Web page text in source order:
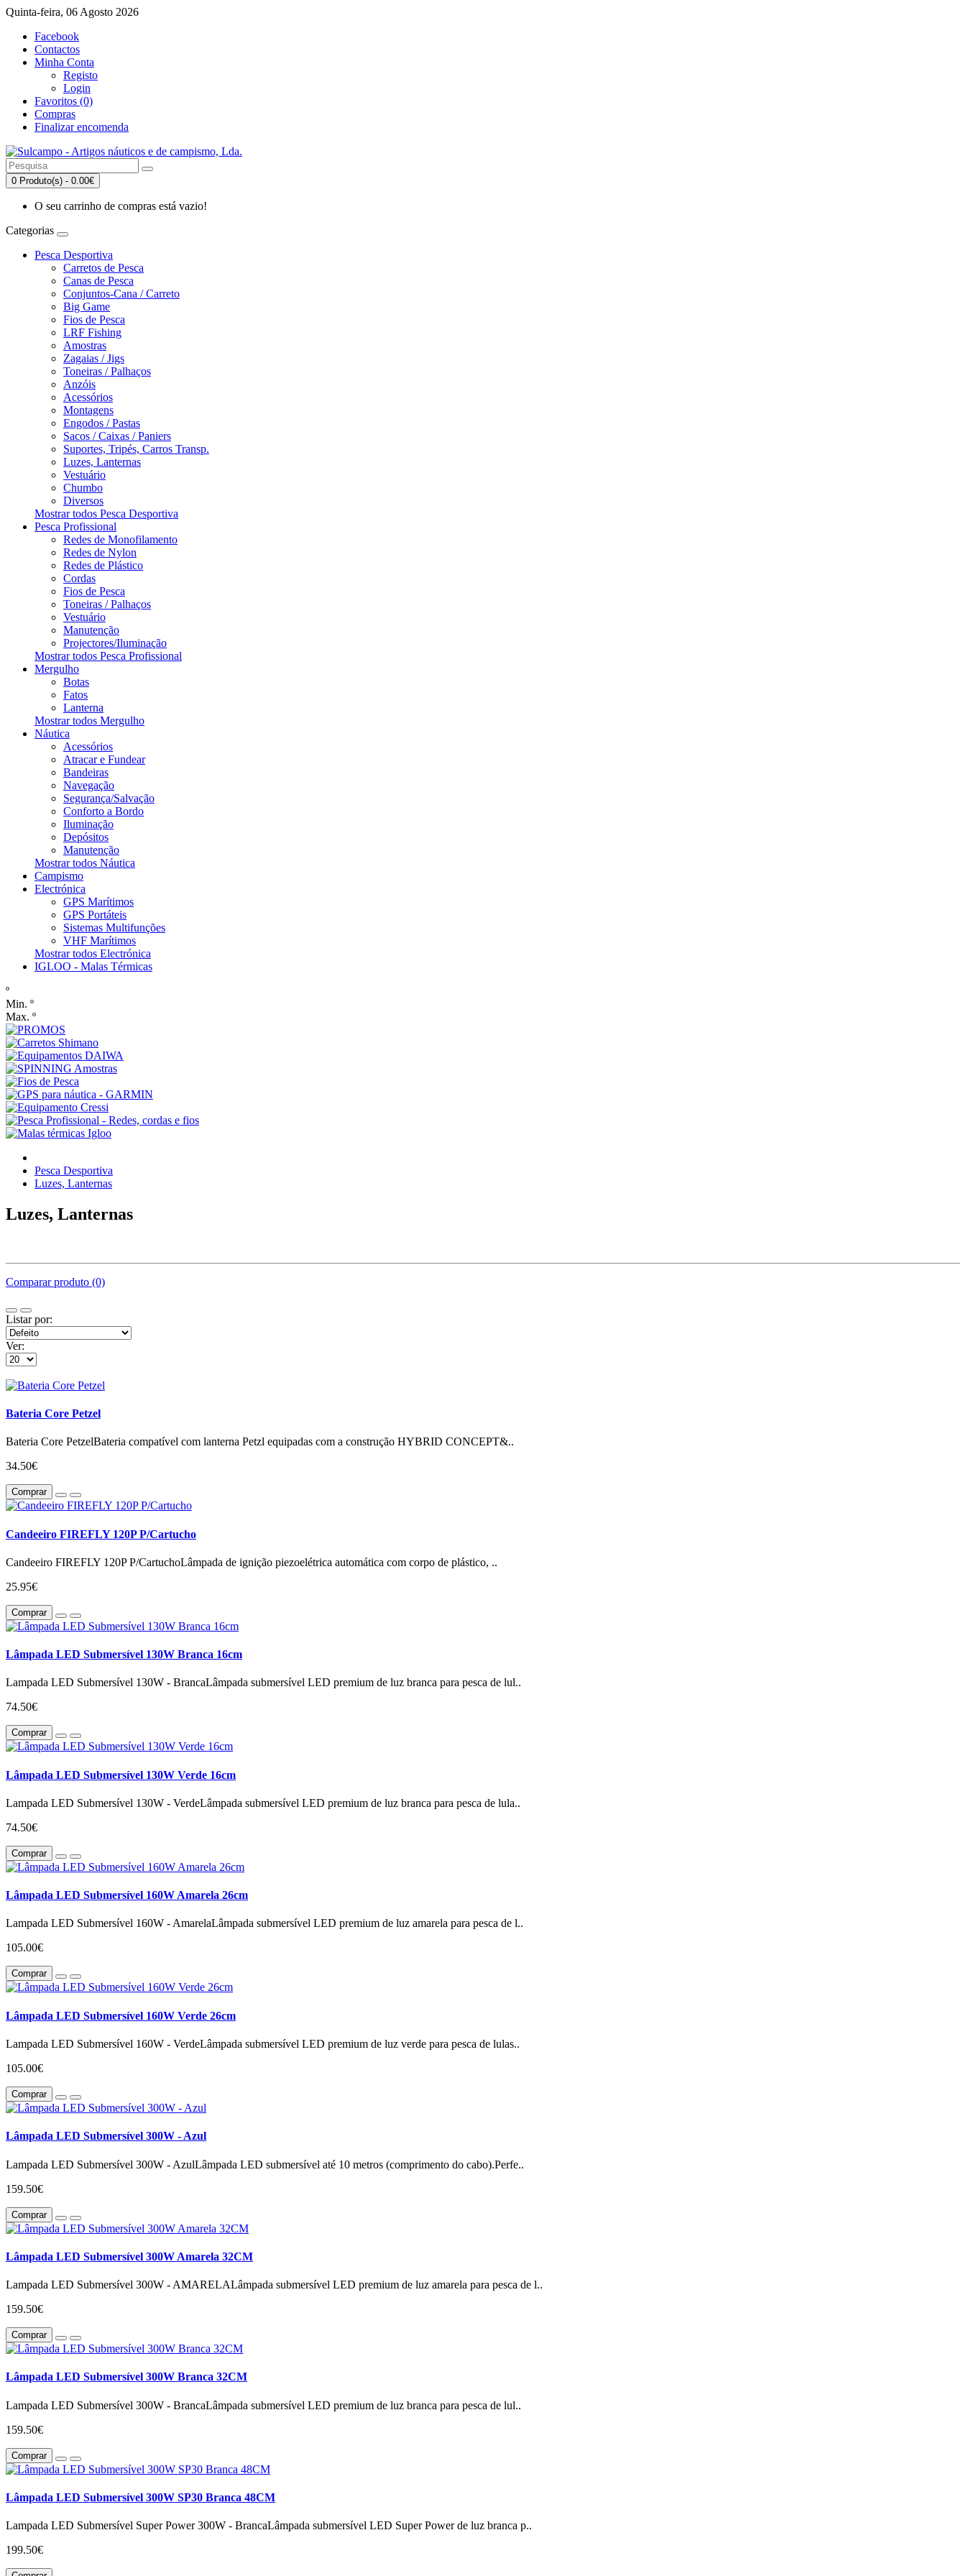
Quinta-feira, 06 Agosto 2026
Facebook
Contactos
Minha Conta
Registo
Login
Favoritos (0)
Compras
Finalizar encomenda
0 Produto(s) - 0.00€
O seu carrinho de compras está vazio!
Categorias
Pesca Desportiva
Carretos de Pesca
Canas de Pesca
Conjuntos-Cana / Carreto
Big Game
Fios de Pesca
LRF Fishing
Amostras
Zagaias / Jigs
Toneiras / Palhaços
Anzóis
Acessórios
Montagens
Engodos / Pastas
Sacos / Caixas / Paniers
Suportes, Tripés, Carros Transp.
Luzes, Lanternas
Vestuário
Chumbo
Diversos
Mostrar todos Pesca Desportiva
Pesca Profissional
Redes de Monofilamento
Redes de Nylon
Redes de Plástico
Cordas
Fios de Pesca
Toneiras / Palhaços
Vestuário
Manutenção
Projectores/Iluminação
Mostrar todos Pesca Profissional
Mergulho
Botas
Fatos
Lanterna
Mostrar todos Mergulho
Náutica
Acessórios
Atracar e Fundear
Bandeiras
Navegação
Segurança/Salvação
Conforto a Bordo
Iluminação
Depósitos
Manutenção
Mostrar todos Náutica
Campismo
Electrónica
GPS Marítimos
GPS Portáteis
Sistemas Multifunções
VHF Marítimos
Mostrar todos Electrónica
IGLOO - Malas Térmicas
º
Min. º
Max. º
Pesca Desportiva
Luzes, Lanternas
Luzes, Lanternas
Comparar produto (0)
Listar por:
Ver:
Bateria Core Petzel
Bateria Core PetzelBateria compatível com lanterna Petzl equipadas com a construção HYBRID CONCEPT&..
34.50€
Comprar
Candeeiro FIREFLY 120P P/Cartucho
Candeeiro FIREFLY 120P P/CartuchoLâmpada de ignição piezoelétrica automática com corpo de plástico, ..
25.95€
Comprar
Lâmpada LED Submersível 130W Branca 16cm
Lampada LED Submersível 130W - BrancaLâmpada submersível LED premium de luz branca para pesca de lul..
74.50€
Comprar
Lâmpada LED Submersível 130W Verde 16cm
Lampada LED Submersível 130W - VerdeLâmpada submersível LED premium de luz branca para pesca de lula..
74.50€
Comprar
Lâmpada LED Submersível 160W Amarela 26cm
Lampada LED Submersível 160W - AmarelaLâmpada submersível LED premium de luz amarela para pesca de l..
105.00€
Comprar
Lâmpada LED Submersível 160W Verde 26cm
Lampada LED Submersível 160W - VerdeLâmpada submersível LED premium de luz verde para pesca de lulas..
105.00€
Comprar
Lâmpada LED Submersível 300W - Azul
Lampada LED Submersível 300W - AzulLâmpada LED submersível até 10 metros (comprimento do cabo).Perfe..
159.50€
Comprar
Lâmpada LED Submersível 300W Amarela 32CM
Lampada LED Submersível 300W - AMARELALâmpada submersível LED premium de luz amarela para pesca de l..
159.50€
Comprar
Lâmpada LED Submersível 300W Branca 32CM
Lampada LED Submersível 300W - BrancaLâmpada submersível LED premium de luz branca para pesca de lul..
159.50€
Comprar
Lâmpada LED Submersível 300W SP30 Branca 48CM
Lampada LED Submersível Super Power 300W - BrancaLâmpada submersível LED Super Power de luz branca p..
199.50€